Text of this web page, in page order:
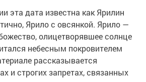
эта дата известна как Ярилин
Ярило с овсянкой. Ярило —
олицетворявшее солнце
небесным покровителем
рассказывается
и строгих запретах, связанных